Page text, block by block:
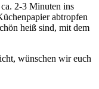
2-3 Minuten ins
abtropfen
heiß sind, mit dem
wünschen wir euch